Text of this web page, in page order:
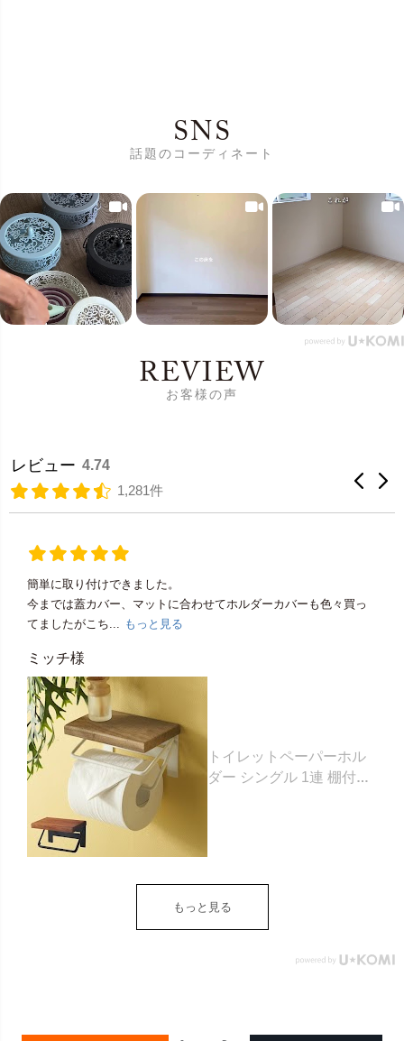
SNS
話題のコーディネート
REVIEW
お客様の声
レビュー 4.74
1,281件
簡単に取り付けできました。
今までは蓋カバー、マットに合わせてホルダーカバーも色々買っ
てましたがこち...
もっと見る
ミッチ様
トイレットペーパーホル
ダー シングル 1連 棚付き
ダー 収納 DIY アンティー
ク ヴィンテージ ナチュラ
リア アジアン [84302] ホ
もっと見る